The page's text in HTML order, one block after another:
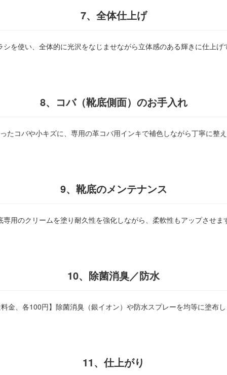
7、全体仕上げ
シを使い、全体的に光沢をなじませながら立体感のある輝きに仕上げ
8、コバ（靴底側面）のお手入れ
たコバや小キズに、専用の革コバ用インキで補色しながら丁寧に整え
9、靴底のメンテナンス
専用のクリームを塗り耐久性を強化しながら、柔軟性もアップさせま
10、除菌消臭／防水
金、各100円】除菌消臭（銀イオン）や防水スプレーを均等に塗布し
11、仕上がり